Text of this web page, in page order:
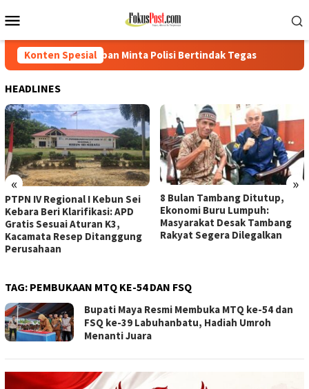
ke
Mobile
Konten Spesial
Minta Polisi Bertindak Tegas PTPN IV Regional I
HEADLINES
« »
PTPN IV Regional I Kebun Sei
Kebara Beri Klarifikasi: APD
Gratis Sesuai Aturan K3,
Kacamata Resep Ditanggung
Perusahaan
8 Bulan Tambang Ditutup,
Ekonomi Buru Lumpuh:
Masyarakat Desak Tambang
Rakyat Segera Dilegalkan
TAG: PEMBUKAAN MTQ KE-54 DAN FSQ
Bupati Maya Resmi Membuka MTQ ke-54 dan
FSQ ke-39 Labuhanbatu, Hadiah Umroh
Menanti Juara